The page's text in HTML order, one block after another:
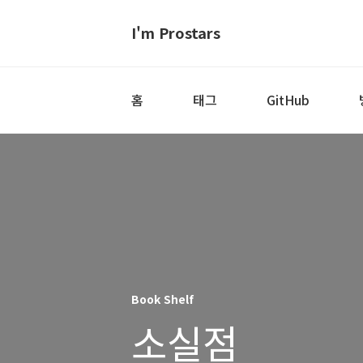
I'm Prostars
홈 태그 GitHub
Book Shelf
소실점